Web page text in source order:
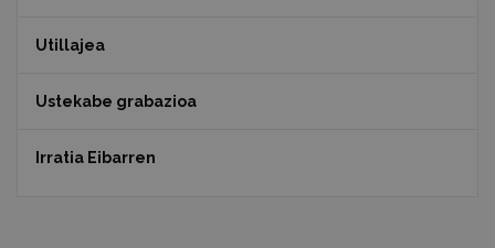
Utillajea
Ustekabe grabazioa
Irratia Eibarren